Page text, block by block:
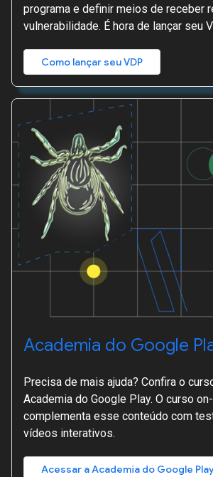
programa e definir meios de receber
vulnerabilidade. É hora de lançar seu
Como lançar seu VDP
Academia do Google
Precisa de mais ajuda? Confira o
Academia do Google Play. O curso
complementa esse conteúdo com
vídeos interativos.
Acessar a Academia do Google